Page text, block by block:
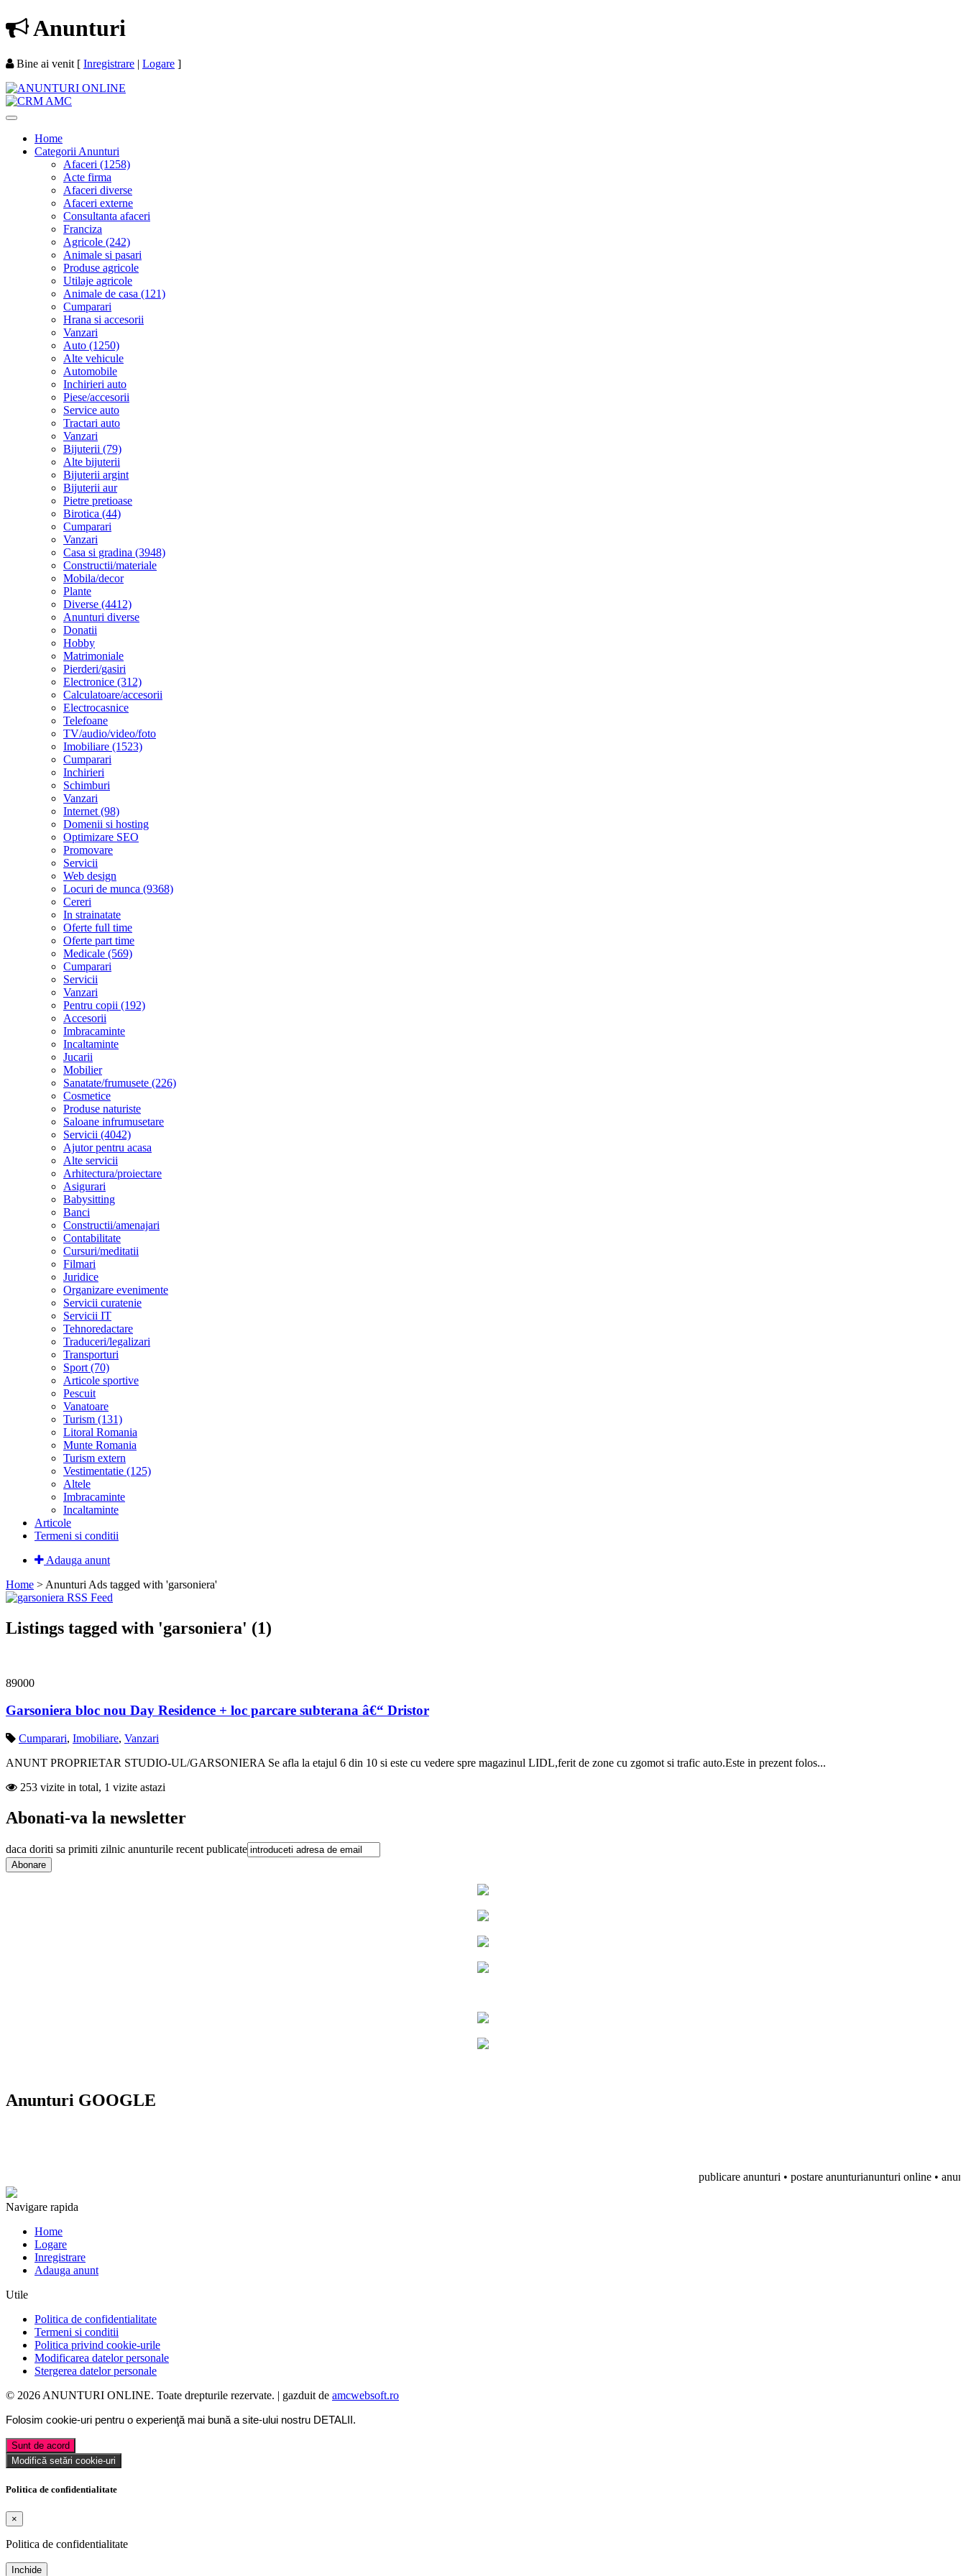
Anunturi
Bine ai venit [ Inregistrare | Logare ]
Home
Categorii Anunturi
Afaceri (1258)
Acte firma
Afaceri diverse
Afaceri externe
Consultanta afaceri
Franciza
Agricole (242)
Animale si pasari
Produse agricole
Utilaje agricole
Animale de casa (121)
Cumparari
Hrana si accesorii
Vanzari
Auto (1250)
Alte vehicule
Automobile
Inchirieri auto
Piese/accesorii
Service auto
Tractari auto
Vanzari
Bijuterii (79)
Alte bijuterii
Bijuterii argint
Bijuterii aur
Pietre pretioase
Birotica (44)
Cumparari
Vanzari
Casa si gradina (3948)
Constructii/materiale
Mobila/decor
Plante
Diverse (4412)
Anunturi diverse
Donatii
Hobby
Matrimoniale
Pierderi/gasiri
Electronice (312)
Calculatoare/accesorii
Electrocasnice
Telefoane
TV/audio/video/foto
Imobiliare (1523)
Cumparari
Inchirieri
Schimburi
Vanzari
Internet (98)
Domenii si hosting
Optimizare SEO
Promovare
Servicii
Web design
Locuri de munca (9368)
Cereri
In strainatate
Oferte full time
Oferte part time
Medicale (569)
Cumparari
Servicii
Vanzari
Pentru copii (192)
Accesorii
Imbracaminte
Incaltaminte
Jucarii
Mobilier
Sanatate/frumusete (226)
Cosmetice
Produse naturiste
Saloane infrumusetare
Servicii (4042)
Ajutor pentru acasa
Alte servicii
Arhitectura/proiectare
Asigurari
Babysitting
Banci
Constructii/amenajari
Contabilitate
Cursuri/meditatii
Filmari
Juridice
Organizare evenimente
Servicii curatenie
Servicii IT
Tehnoredactare
Traduceri/legalizari
Transporturi
Sport (70)
Articole sportive
Pescuit
Vanatoare
Turism (131)
Litoral Romania
Munte Romania
Turism extern
Vestimentatie (125)
Altele
Imbracaminte
Incaltaminte
Articole
Termeni si conditii
Adauga anunt
Home > Anunturi Ads tagged with 'garsoniera'
Listings tagged with 'garsoniera' (1)
89000
Garsoniera bloc nou Day Residence + loc parcare subterana â€“ Dristor
Cumparari, Imobiliare, Vanzari
ANUNT PROPRIETAR STUDIO-UL/GARSONIERA Se afla la etajul 6 din 10 si este cu vedere spre magazinul LIDL,ferit de zone cu zgomot si trafic auto.Este in prezent folos...
253 vizite in total, 1 vizite astazi
Abonati-va la newsletter
daca doriti sa primiti zilnic anunturile recent publicate
Anunturi GOOGLE
publicare anunturi • postare anunturianunturi online • anunturi
Navigare rapida
Home
Logare
Inregistrare
Adauga anunt
Utile
Politica de confidentialitate
Termeni si conditii
Politica privind cookie-urile
Modificarea datelor personale
Stergerea datelor personale
© 2026 ANUNTURI ONLINE. Toate drepturile rezervate. | gazduit de amcwebsoft.ro
Folosim cookie-uri pentru o experienţă mai bună a site-ului nostru DETALII .
Sunt de acord
Modifică setări cookie-uri
Politica de confidentialitate
×
Politica de confidentialitate
Inchide